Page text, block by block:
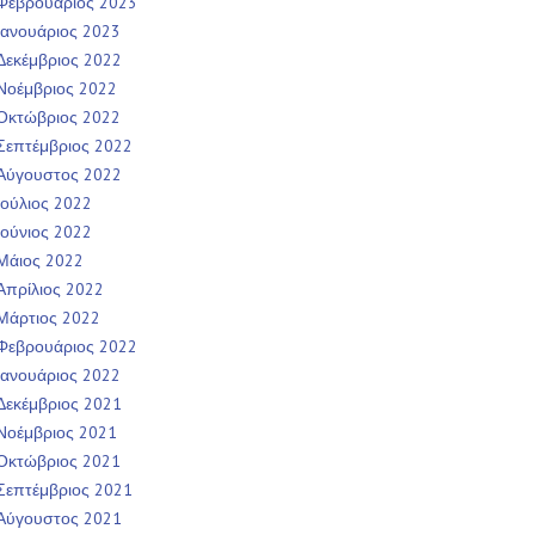
2023
2022
2022
2022
2022
2022
2022
2022
2022
2022
2022
2022
2022
2021
2021
2021
2021
2021